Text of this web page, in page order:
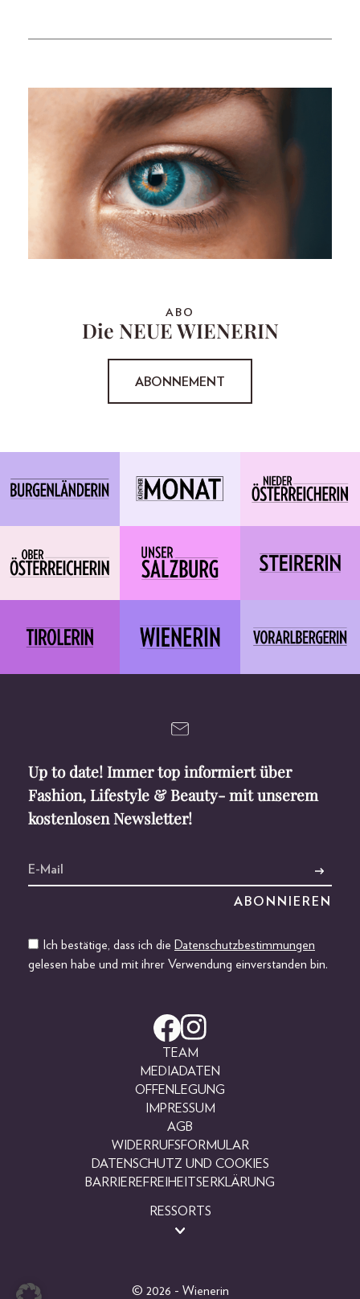
ABO
Die NEUE WIENERIN
ABONNEMENT
Up to date! Immer top informiert über
Fashion, Lifestyle & Beauty- mit unserem
kostenlosen Newsletter!
Ich bestätige, dass ich die Datenschutzbestimmungen
gelesen habe und mit ihrer Verwendung einverstanden bin.
TEAM
MEDIADATEN
OFFENLEGUNG
IMPRESSUM
AGB
WIDERRUFSFORMULAR
DATENSCHUTZ UND COOKIES
BARRIEREFREIHEITSERKLÄRUNG
RESSORTS
© 2026 - Wienerin